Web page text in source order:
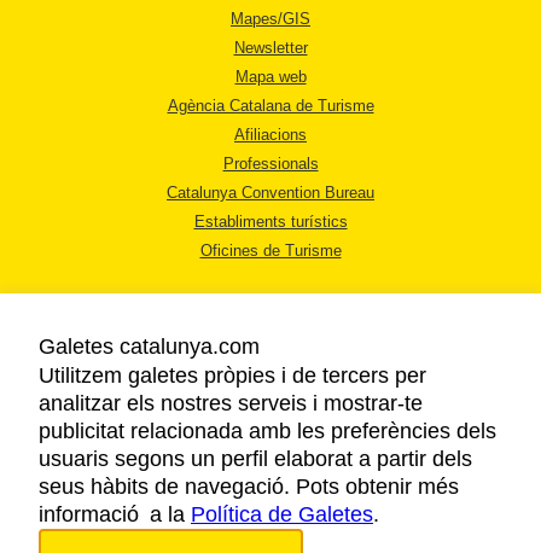
Mapes/GIS
Newsletter
Mapa web
Agència Catalana de Turisme
Afiliacions
Professionals
Catalunya Convention Bureau
Establiments turístics
Oficines de Turisme
AVÍS LEGAL
POLÍTICA DE PRIVACITAT
COOKIES
ACCESSIBILITAT
Galetes catalunya.com
Utilitzem galetes pròpies i de tercers per
analitzar els nostres serveis i mostrar-te
publicitat relacionada amb les preferències dels
usuaris segons un perfil elaborat a partir dels
seus hàbits de navegació. Pots obtenir més
informació a la Política de Galetes.